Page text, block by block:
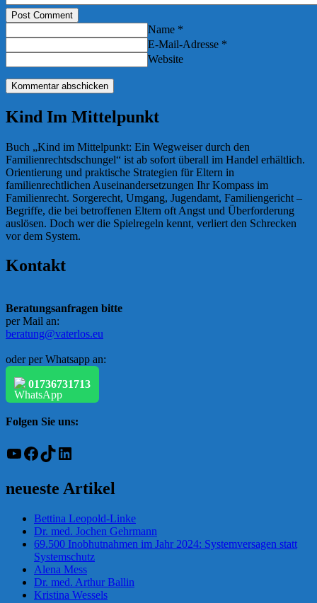
Post Comment
Name *
E-Mail-Adresse *
Website
Kind Im Mittelpunkt
Buch „Kind im Mittelpunkt: Ein Wegweiser durch den
Familienrechtsdschungel“ ist ab sofort überall im Handel erhältlich.
Orientierung und praktische Strategien für Eltern in
familienrechtlichen Auseinandersetzungen Ihr Kompass im
Familienrecht. Sorgerecht, Umgang, Jugendamt, Familiengericht –
Begriffe, die bei betroffenen Eltern oft Angst und Überforderung
auslösen. Doch wer die Spielregeln kennt, verliert den Schrecken
vor dem System.
Kontakt
Beratungsanfragen bitte
per Mail an:
beratung@vaterlos.eu
oder per Whatsapp an:
01736731713
Folgen Sie uns:
YouTube
Facebook
TikTokLinkedIn
neueste Artikel
Bettina Leopold-Linke
Dr. med. Jochen Gehrmann
69.500 Inobhutnahmen im Jahr 2024: Systemversagen statt
Systemschutz
Alena Mess
Dr. med. Arthur Ballin
Kristina Wessels